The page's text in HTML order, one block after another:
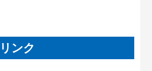
ンク